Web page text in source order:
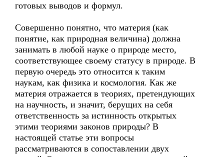
готовых выводов и формул.
Совершенно понятно, что материя (как
понятие, как природная величина) должна
занимать в любой науке о природе место,
соответствующее своему статусу в природе. В
первую очередь это относится к таким
наукам, как физика и космология. Как же
материя отражается в теориях, претендующих
на научность, и значит, берущих на себя
ответственность за истинность открытых
этими теориями законов природы? В
настоящей статье эти вопросы
рассматриваются в сопоставлении двух